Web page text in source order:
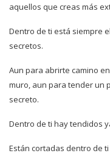
aquellos que creas más
Dentro de ti está siempre
secretos.
Aun para abrirte camino
muro, aun para tender un
secreto.
Dentro de ti hay tendidos
Están cortadas dentro de